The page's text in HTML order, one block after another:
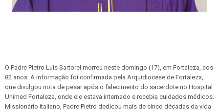
O Padre Pietro Luís Sartorel morreu neste domingo (17), em Fortaleza, aos
82 anos. A informação foi confirmada pela Arquidiocese de Fortaleza,
que divulgou nota de pesar após o falecimento do sacerdote no Hospital
Unimed Fortaleza, onde ele estava internado e recebia cuidados médicos.
Missionário italiano, Padre Pietro dedicou mais de cinco décadas da vida